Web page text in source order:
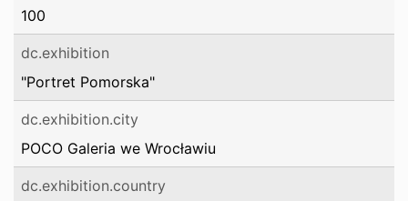
100
dc.exhibition
"Portret Pomorska"
dc.exhibition.city
POCO Galeria we Wrocławiu
dc.exhibition.country